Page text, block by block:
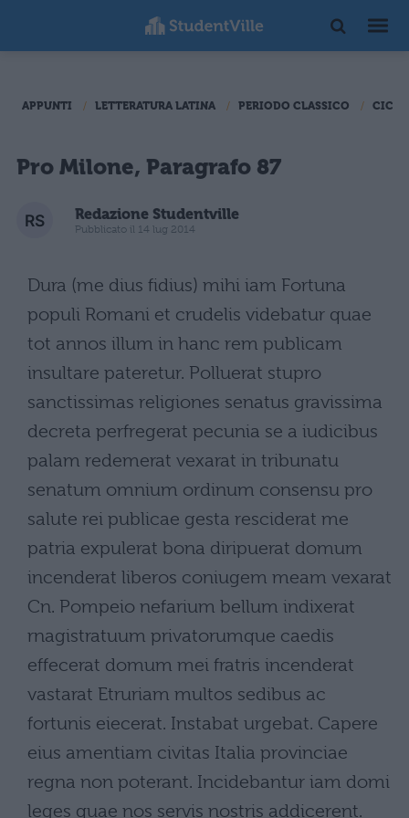
APPUNTI LETTERATURA LATINA PERIODO CLASSICO
Pro Milone, Paragrafo 87
Redazione Studentville
Pubblicato il 14 lug 2014
Dura (me dius fidius) mihi iam Fortuna
populi Romani et crudelis videbatur quae
tot annos illum in hanc rem publicam
insultare pateretur. Polluerat stupro
sanctissimas religiones senatus gravissima
decreta perfregerat pecunia se a iudicibus
palam redemerat vexarat in tribunatu
senatum omnium ordinum consensu pro
salute rei publicae gesta resciderat me
patria expulerat bona diripuerat domum
incenderat liberos coniugem meam vexarat
Cn. Pompeio nefarium bellum indixerat
rnagistratuum privatorumque caedis
effecerat domum mei fratris incenderat
vastarat Etruriam multos sedibus ac
fortunis eiecerat. Instabat urgebat. Capere
eius amentiam civitas Italia provinciae
regna non poterant. Incidebantur iam domi
leges quae nos servis nostris addicerent.